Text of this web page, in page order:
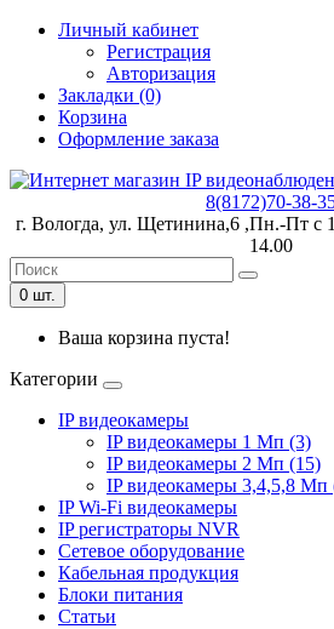
Личный кабинет
Регистрация
Авторизация
Закладки (0)
Корзина
Оформление заказа
8(8172)70-38-
г. Вологда, ул. Щетинина,6 ,Пн.-Пт с
14.00
0 шт.
Ваша корзина пуста!
Категории
IP видеокамеры
IP видеокамеры 1 Мп (3)
IP видеокамеры 2 Мп (15)
IP видеокамеры 3,4,5,8 Мп
IP Wi-Fi видеокамеры
IP регистраторы NVR
Сетевое оборудование
Кабельная продукция
Блоки питания
Статьи